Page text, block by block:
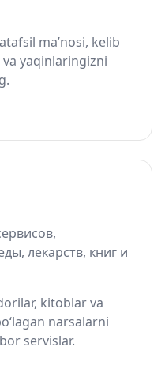
ma’nosi, kelib
va yaqinlaringizni
лекарств, книг и
kitoblar va
narsalarni
servislar.